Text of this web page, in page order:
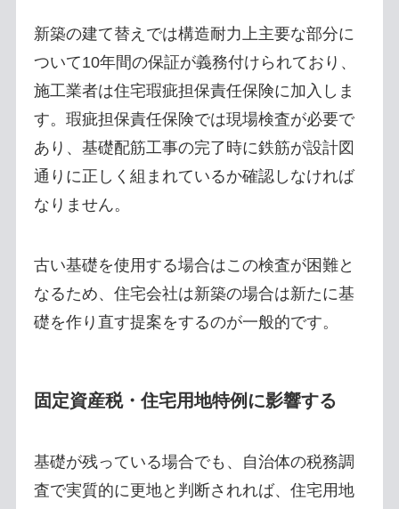
新築の建て替えでは構造耐力上主要な部分に
ついて10年間の保証が義務付けられており、
施工業者は住宅瑕疵担保責任保険に加入しま
す。瑕疵担保責任保険では現場検査が必要で
あり、基礎配筋工事の完了時に鉄筋が設計図
通りに正しく組まれているか確認しなければ
なりません。
古い基礎を使用する場合はこの検査が困難と
なるため、住宅会社は新築の場合は新たに基
礎を作り直す提案をするのが一般的です。
固定資産税・住宅用地特例に影響する
基礎が残っている場合でも、自治体の税務調
査で実質的に更地と判断されれば、住宅用地